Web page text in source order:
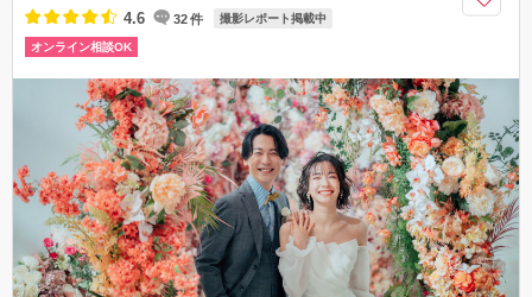
4.6 32件 撮影レポート掲載中
オンライン相談OK